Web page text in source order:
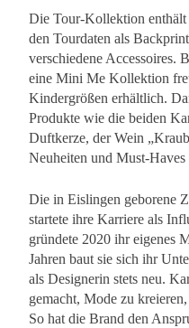
Die Tour-Kollektion enthält
den Tourdaten als
verschiedene Accessoires.
eine Mini Me Kollektion
Kindergrößen erhältlich.
Produkte wie die beiden
Duftkerze, der Wein
Neuheiten und Must-
Die in Eislingen geborene
startete ihre Karriere als
gründete 2020 ihr eigenes
Jahren baut sie sich ihr
als Designerin stets neu.
gemacht, Mode zu
So hat die Brand den